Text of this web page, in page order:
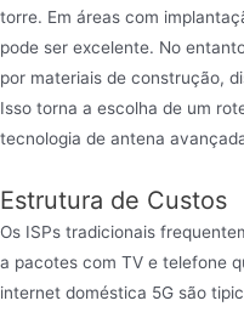
torre. Em áreas com
pode ser excelente. No
por materiais de construção,
Isso torna a escolha de um
tecnologia de antena
Estrutura de Custos
Os ISPs tradicionais
a pacotes com TV e telefone
internet doméstica 5G são